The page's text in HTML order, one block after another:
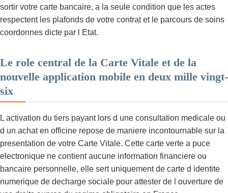
sortir votre carte bancaire, a la seule condition que les actes
respectent les plafonds de votre contrat et le parcours de soins
coordonnes dicte par l Etat.
Le role central de la Carte Vitale et de la
nouvelle application mobile en deux mille vingt-
six
L activation du tiers payant lors d une consultation medicale ou
d un achat en officine repose de maniere incontournable sur la
presentation de votre Carte Vitale. Cette carte verte a puce
electronique ne contient aucune information financiere ou
bancaire personnelle, elle sert uniquement de carte d identite
numerique de decharge sociale pour attester de l ouverture de